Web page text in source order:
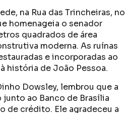
na Rua das Trincheiras, no
homenageia o senador
quadrados de área
moderna. As ruínas
e incorporadas ao
história de João Pessoa.
Dowsley, lembrou que a
ao Banco de Brasília
de crédito. Ele agradeceu a